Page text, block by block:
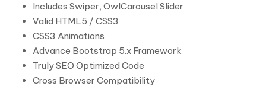
Includes Swiper, OwlCarousel Slider
Valid HTML5 / CSS3
CSS3 Animations
Advance Bootstrap 5.x Framework
Truly SEO Optimized Code
Cross Browser Compatibility